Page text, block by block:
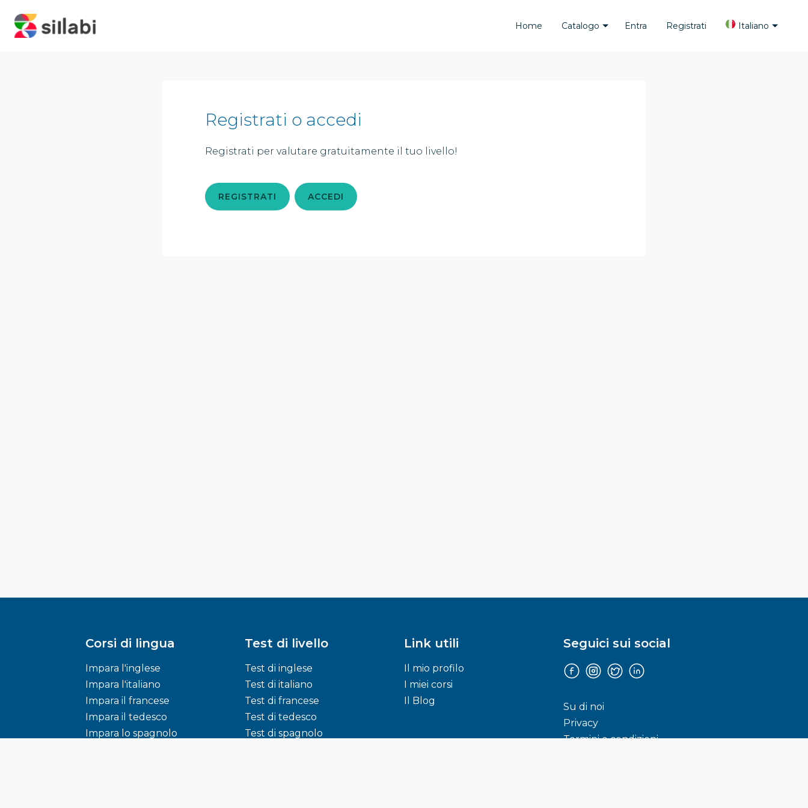
Home Catalogo Entra Registrati Italiano
Registrati o accedi
Registrati per valutare gratuitamente il tuo livello!
REGISTRATI ACCEDI
Corsi di lingua
Impara l'inglese
Impara l'italiano
Impara il francese
Impara il tedesco
Impara lo spagnolo
Test di livello
Test di inglese
Test di italiano
Test di francese
Test di tedesco
Test di spagnolo
Link utili
Il mio profilo
I miei corsi
Il Blog
Seguici sui social
FacebookInstagram
Twitter
Su di noi
Privacy
Termini e condizioni